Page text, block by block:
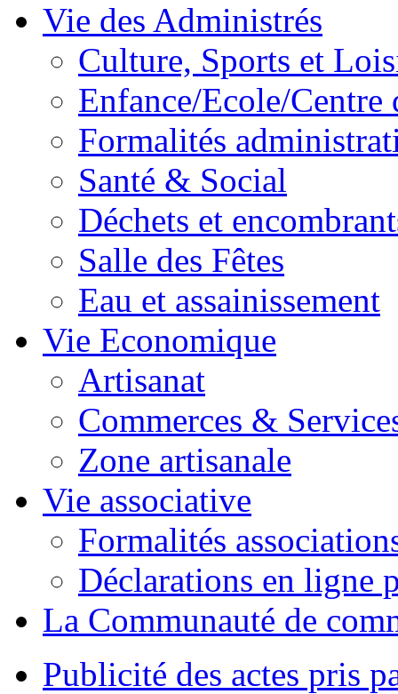
Vie des Administrés
Culture, Sports et
Enfance/Ecole/Centre
Formalités
Santé & Social
Déchets et
Salle des Fêtes
Eau et assainissement
Vie Economique
Artisanat
Commerces &
Zone artisanale
Vie associative
Formalités
Déclarations en ligne
La Communauté de
Publicité des actes pris